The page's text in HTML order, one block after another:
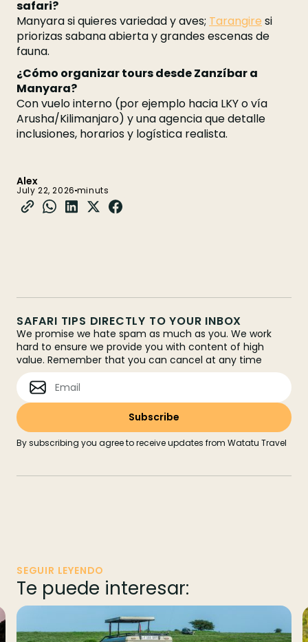
safari?
Manyara si quieres variedad y aves; Tarangire si
priorizas sabana abierta y grandes escenas de
fauna.
¿Cómo organizar tours desde Zanzíbar a
Manyara?
Con vuelo interno (por ejemplo hacia LKY o vía
Arusha/Kilimanjaro) y una agencia que detalle
inclusiones, horarios y logística realista.
Alex
July 22, 2026 minuts
SAFARI TIPS DIRECTLY TO YOUR INBOX
We promise we hate spam as much as you. We work
hard to ensure we provide you with content of high
value. Remember that you can cancel at any time
By subscribing you agree to receive updates from Watatu Travel
SEGUIR LEYENDO
Te puede interesar: